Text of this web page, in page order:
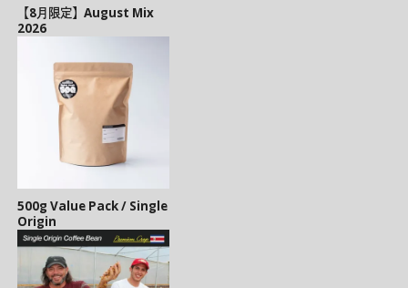
【8月限定】August Mix
2026
500g Value Pack / Single
Origin